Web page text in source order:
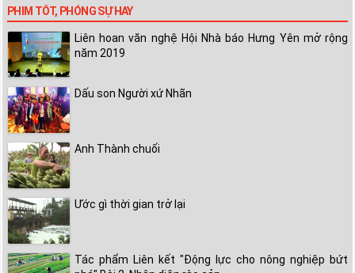
PHIM TỐT, PHÓNG SỰ HAY
Liên hoan văn nghệ Hội Nhà báo Hưng Yên mở rộng
năm 2019
Dấu son Người xứ Nhãn
Anh Thành chuối
Ước gì thời gian trở lại
Tác phẩm Liên kết "Động lực cho nông nghiệp bứt